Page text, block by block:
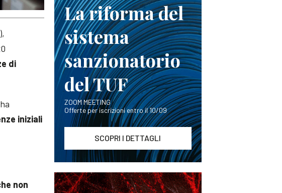
di
iniziali
non
La riforma del
sistema
sanzionatorio
del TUF
ZOOM MEETING
Offerte per iscrizioni entro il 10/09
SCOPRI I DETTAGLI